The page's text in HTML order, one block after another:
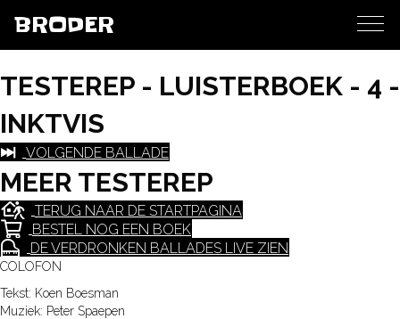
BRODER
TESTEREP - LUISTERBOEK - 4 -
INKTVIS
VOLGENDE BALLADE
MEER TESTEREP
TERUG NAAR DE STARTPAGINA
BESTEL NOG EEN BOEK
DE VERDRONKEN BALLADES LIVE ZIEN
COLOFON
Tekst: Koen Boesman
Muziek: Peter Spaepen